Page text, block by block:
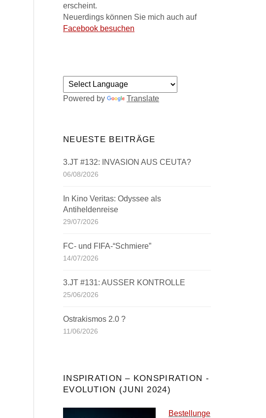
erscheint.
Neuerdings können Sie mich auch auf
Facebook besuchen
Powered by Translate
NEUESTE BEITRÄGE
3.JT #132: INVASION AUS CEUTA?
06/08/2026
In Kino Veritas: Odyssee als
Antiheldenreise
29/07/2026
FC- und FIFA-“Schmiere”
14/07/2026
3.JT #131: AUSSER KONTROLLE
25/06/2026
Ostrakismos 2.0 ?
11/06/2026
INSPIRATION – KONSPIRATION -
EVOLUTION (JUNI 2024)
Bestellunge